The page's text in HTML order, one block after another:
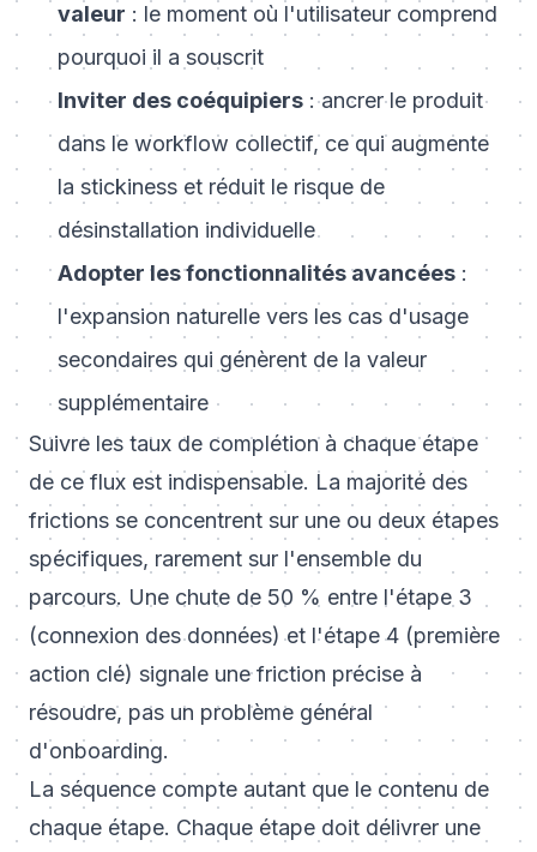
valeur : le moment où l'utilisateur comprend
pourquoi il a souscrit
Inviter des coéquipiers : ancrer le produit
dans le workflow collectif, ce qui augmente
la stickiness et réduit le risque de
désinstallation individuelle
Adopter les fonctionnalités avancées :
l'expansion naturelle vers les cas d'usage
secondaires qui génèrent de la valeur
supplémentaire
Suivre les taux de complétion à chaque étape
de ce flux est indispensable. La majorité des
frictions se concentrent sur une ou deux étapes
spécifiques, rarement sur l'ensemble du
parcours. Une chute de 50 % entre l'étape 3
(connexion des données) et l'étape 4 (première
action clé) signale une friction précise à
résoudre, pas un problème général
d'onboarding.
La séquence compte autant que le contenu de
chaque étape. Chaque étape doit délivrer une